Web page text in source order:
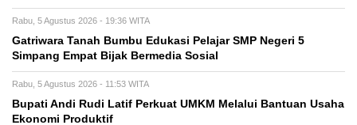
Rabu, 5 Agustus 2026 - 19:36 WITA
Gatriwara Tanah Bumbu Edukasi Pelajar SMP Negeri 5
Simpang Empat Bijak Bermedia Sosial
Rabu, 5 Agustus 2026 - 11:53 WITA
Bupati Andi Rudi Latif Perkuat UMKM Melalui Bantuan Usaha
Ekonomi Produktif